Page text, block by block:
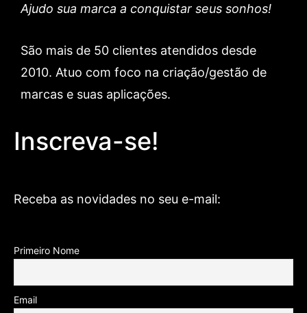
Ajudo sua marca a conquistar seus sonhos!
São mais de 50 clientes atendidos desde
2010. Atuo com foco na criação/gestão de
marcas e suas aplicações.
Inscreva-se!
Receba as novidades no seu e-mail:
Primeiro Nome
Email